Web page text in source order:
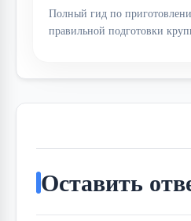
Полный гид по
правильной подготовки
Оставить